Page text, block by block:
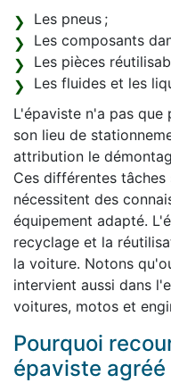
Les pneus ;
Les composants
Les pièces
Les fluides et les
L'épaviste n'a pas
son lieu de
attribution le
Ces différentes
nécessitent des
équipement adapté.
recyclage et la
la voiture. Notons
intervient aussi dans
voitures, motos et
Pourquoi
épaviste agréé